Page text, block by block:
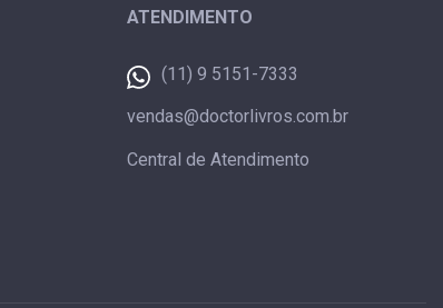
ATENDIMENTO
(11) 9 5151-7333
vendas@doctorlivros.com.br
Central de Atendimento